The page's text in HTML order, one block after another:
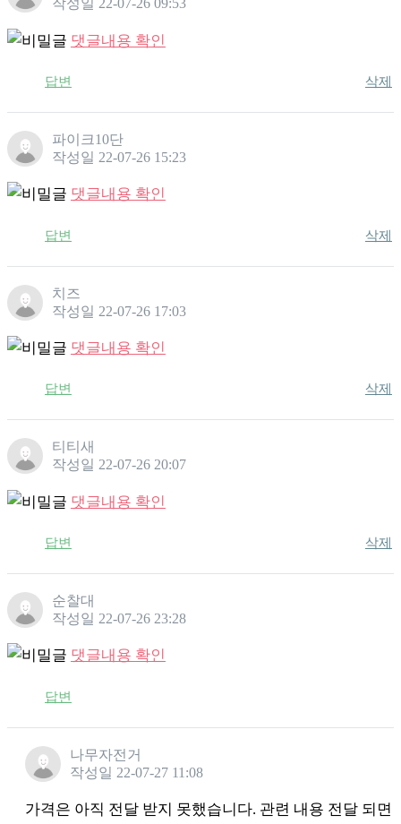
작성일 22-07-26 09:53
댓글내용 확인
답변 삭제
파이크10단
작성일 22-07-26 15:23
댓글내용 확인
답변 삭제
치즈
작성일 22-07-26 17:03
댓글내용 확인
답변 삭제
티티새
작성일 22-07-26 20:07
댓글내용 확인
답변 삭제
순찰대
작성일 22-07-26 23:28
댓글내용 확인
답변
나무자전거
작성일 22-07-27 11:08
가격은 아직 전달 받지 못했습니다. 관련 내용 전달 되면